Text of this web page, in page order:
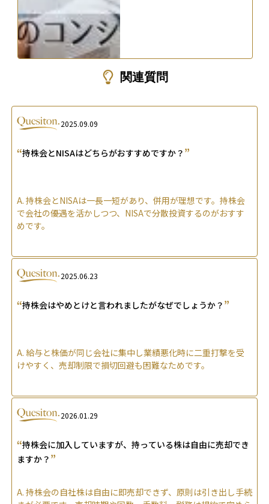
関連質問
2025.09.09
“持株会とNISAはどちらがおすすめですか？ ”
A. 持株会とNISAは一長一短があり、併用が理想です。持株会
で会社の優遇を活かしつつ、NISAで分散投資するのがおすす
めです。
2025.06.23
“持株会はやめとけと言われましたがなぜでしょうか？ ”
A. 給与と株価が同じ会社に集中し業績悪化時に二重打撃を受
けやすく、売却制限で損切回避も困難なためです。
2026.01.29
“持株会に加入していますが、持っている株は自由に売却でき
ますか？ ”
A. 持株会の自社株は自由に即売却できず、原則は引き出し手続